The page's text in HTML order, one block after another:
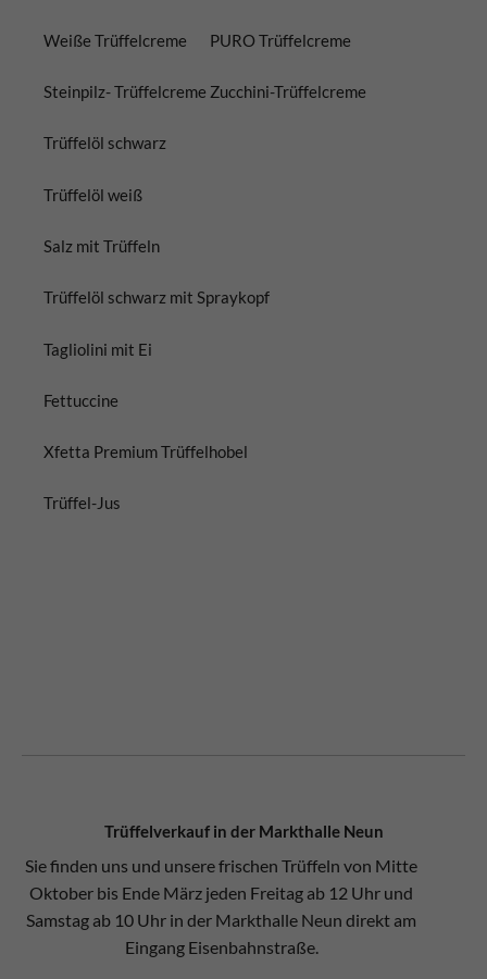
Weiße Trüffelcreme
Steinpilz- Trüffelcreme
PURO Trüffelcreme
Zucchini-Trüffelcreme
Trüffelöl schwarz
Trüffelöl weiß
Salz mit Trüffeln
Trüffelöl schwarz mit Spraykopf
Tagliolini mit Ei
Fettuccine
Xfetta Premium Trüffelhobel
Trüffel-Jus
Trüffelverkauf in der Markthalle Neun
Sie finden uns und unsere frischen Trüffeln von Mitte
Oktober bis Ende März jeden Freitag ab 12 Uhr und
Samstag ab 10 Uhr in der Markthalle Neun direkt am
Eingang Eisenbahnstraße.